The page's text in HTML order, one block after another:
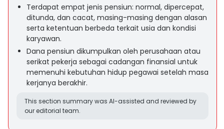
Terdapat empat jenis pensiun: normal, dipercepat,
ditunda, dan cacat, masing-masing dengan alasan
serta ketentuan berbeda terkait usia dan kondisi
karyawan.
Dana pensiun dikumpulkan oleh perusahaan atau
serikat pekerja sebagai cadangan finansial untuk
memenuhi kebutuhan hidup pegawai setelah masa
kerjanya berakhir.
This section summary was AI-assisted and reviewed by
our editorial team.